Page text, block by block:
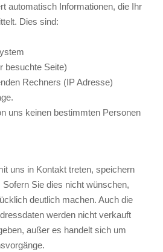
automatisch Informationen, die Ihr
Dies sind:
besuchte Seite)
Rechners (IP Adresse)
uns keinen bestimmten Personen
uns in Kontakt treten, speichern
Sie dies nicht wünschen,
deutlich machen. Auch die
werden nicht verkauft
außer es handelt sich um